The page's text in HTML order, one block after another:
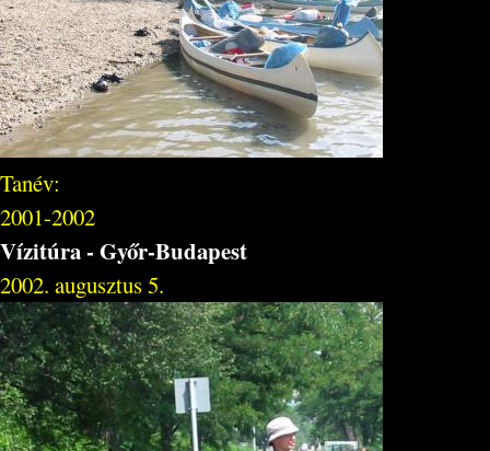
Tanév:
2001-2002
Vízitúra - Győr-Budapest
2002. augusztus 5.